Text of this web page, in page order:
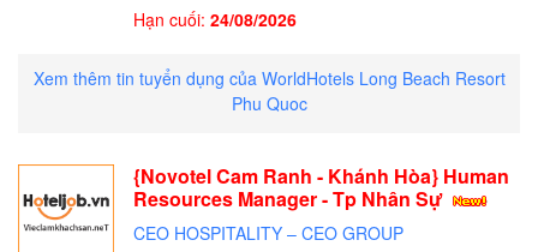
Hạn cuối: 24/08/2026
Xem thêm tin tuyển dụng của WorldHotels Long Beach Resort
Phu Quoc
{Novotel Cam Ranh - Khánh Hòa} Human
Resources Manager - Tp Nhân Sự
CEO HOSPITALITY – CEO GROUP